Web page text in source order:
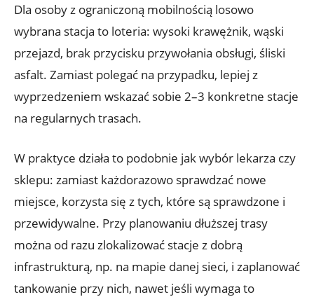
Dla osoby z ograniczoną mobilnością losowo
wybrana stacja to loteria: wysoki krawężnik, wąski
przejazd, brak przycisku przywołania obsługi, śliski
asfalt. Zamiast polegać na przypadku, lepiej z
wyprzedzeniem wskazać sobie 2–3 konkretne stacje
na regularnych trasach.
W praktyce działa to podobnie jak wybór lekarza czy
sklepu: zamiast każdorazowo sprawdzać nowe
miejsce, korzysta się z tych, które są sprawdzone i
przewidywalne. Przy planowaniu dłuższej trasy
można od razu zlokalizować stacje z dobrą
infrastrukturą, np. na mapie danej sieci, i zaplanować
tankowanie przy nich, nawet jeśli wymaga to